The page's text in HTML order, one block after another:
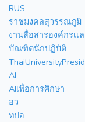
RUS
ราชมงคลสุวรรณภูมิ
งานสื่อสารองค์กรเเ
บัณฑิตนักปฏิบัติ
AI
AIเพื่อการศึกษา
อว
ทปอ